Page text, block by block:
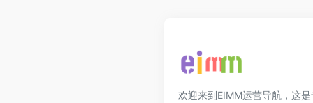
欢迎来到EIMM运营导航，这